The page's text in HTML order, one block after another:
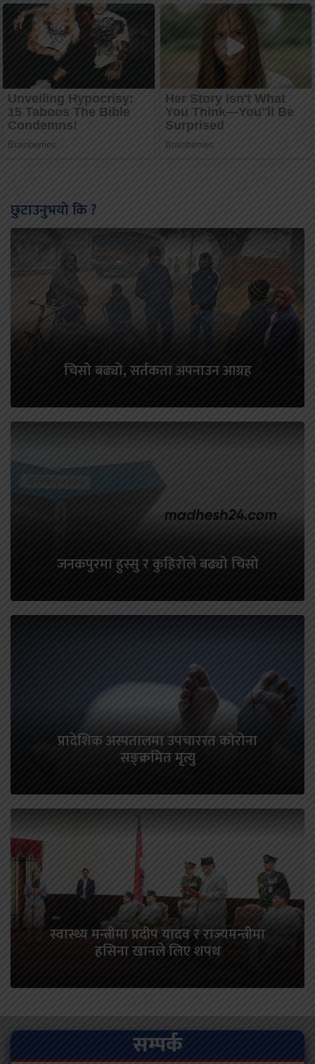
छुटाउनुभयो कि ?
चिसो बढ्यो, सर्तकता अपनाउन आग्रह
जनकपुरमा हुस्सु र कुहिरोले बढ्यो चिसो
प्रादेशिक अस्पतालमा उपचाररत कोरोना
सङ्क्रमित मृत्यु
स्वास्थ्य मन्त्रीमा प्रदीप यादव र राज्यमन्त्रीमा
हसिना खानले लिए शपथ
सम्पर्क